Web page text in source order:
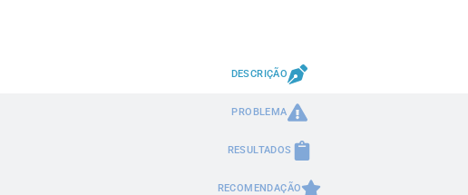
DESCRIÇÃO
PROBLEMA
RESULTADOS
RECOMENDAÇÃO